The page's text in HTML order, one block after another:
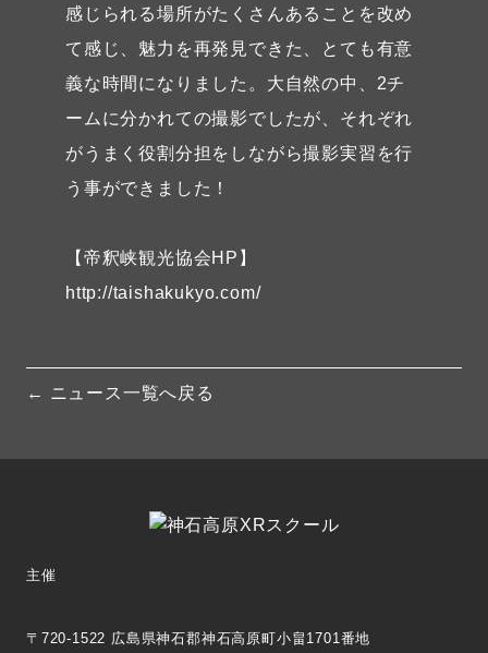
感じられる場所がたくさんあることを改め
て感じ、魅力を再発見できた、とても有意
義な時間になりました。大自然の中、2チ
ームに分かれての撮影でしたが、それぞれ
がうまく役割分担をしながら撮影実習を行
う事ができました！
【帝釈峡観光協会HP】
http://taishakukyo.com/
← ニュース一覧へ戻る
主催
〒720-1522 広島県神石郡神石高原町小畠1701番地